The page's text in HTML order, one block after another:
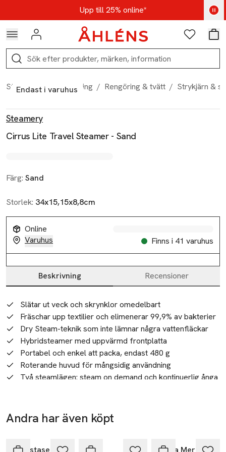
Hoppa till navigationsmenynUpp till 25% online*
Kod: AUG25 - Shoppa nu
Logga in Favoriter
Sök
Start / Hem & inredning / Rengöring & tvätt / Strykjärn &
Endast i varuhus
Steamery
Cirrus Lite Travel Steamer - Sand
Färg: Sand
Storlek: 34x15,15x8,8cm
Online
Varuhus
Finns i 41 varuhus
Beskrivning Recensioner
Beskrivning
Slätar ut veck och skrynklor omedelbart
Fräschar upp textilier och elimenerar 99,9% av bakterier
Dry Steam-teknik som inte lämnar några vattenfläckar
Hybridsteamer med uppvärmd frontplatta
Portabel och enkel att packa, endast 480 g
Roterande huvud för mångsidig användning
Två steamlägen: steam on demand och kontinuerlig ånga
Heat Protection Tool för att skydda steamern
Redo på enbart 18 sekunder
Återvinning
Andra har även köpt